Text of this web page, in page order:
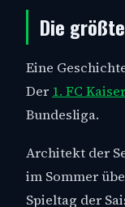
Die
Eine
Der 1. FC
Bundesliga.
Architekt der
im Sommer
Spieltag der